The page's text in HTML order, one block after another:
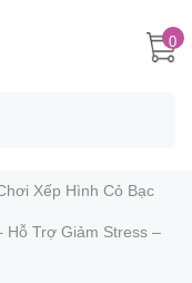
0
Xếp Hình Cỏ Bạc
Hỗ Trợ Giảm Stress –